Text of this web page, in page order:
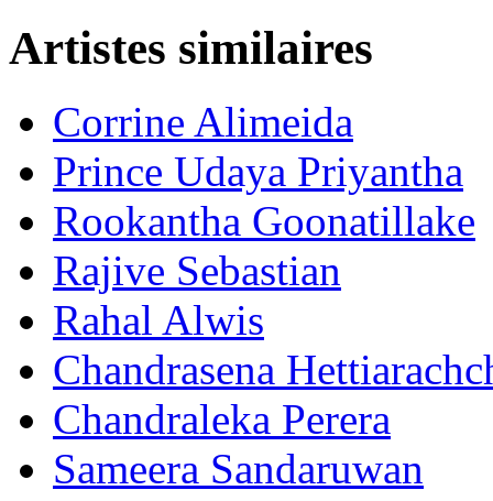
Artistes similaires
Corrine Alimeida
Prince Udaya Priyantha
Rookantha Goonatillake
Rajive Sebastian
Rahal Alwis
Chandrasena
Chandraleka Perera
Sameera Sandaruwan